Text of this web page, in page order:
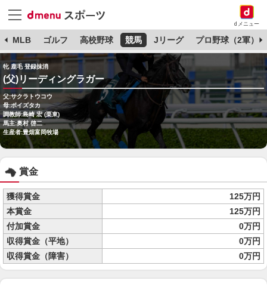
dメニュー
MLB ゴルフ 高校野球 競馬 Jリーグ プロ野球（2軍）
牝 鹿毛 登録抹消
(父)リーディングラガー
父:サクラトウコウ
母:ボイズタカ
調教師:島崎 宏 (栗東)
馬主:奥村 啓二
生産者:豊畑富岡牧場
賞金
獲得賞金
125万円
本賞金
125万円
付加賞金
0万円
収得賞金（平地）
0万円
収得賞金（障害）
0万円